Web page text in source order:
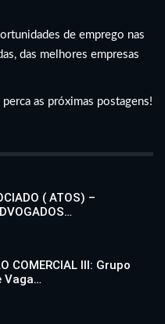
de emprego nas
das melhores empresas
as próximas postagens!
( ATOS) –
COMERCIAL III: Grupo
Vaga…